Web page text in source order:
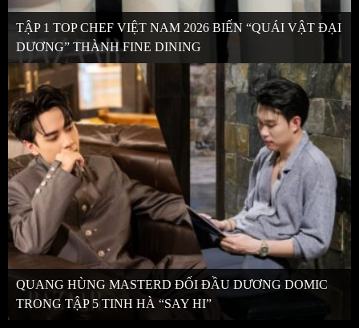
TẬP 1 TOP CHEF VIỆT NAM 2026 BIẾN “QUÁI VẬT ĐẠI
DƯƠNG” THÀNH FINE DINING
QUANG HÙNG MASTERD ĐỐI ĐẦU DƯƠNG DOMIC
TRONG TẬP 5 TINH HÀ “SAY HI”